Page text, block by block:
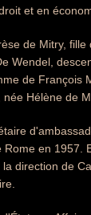
et en
de Mitry,
Wendel,
de François
Hélène de
en 1957.
direction de